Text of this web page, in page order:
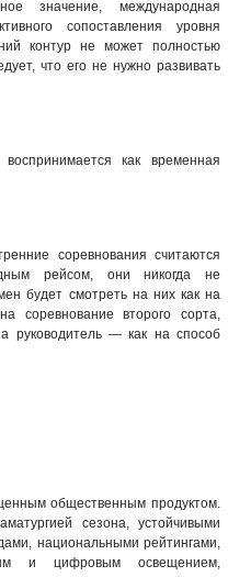
значение, международная
сопоставления уровня
контур не может полностью
что его не нужно развивать
как временная
соревнования считаются
рейсом, они никогда не
будет смотреть на них как на
соревнование второго сорта,
руководитель — как на способ
общественным продуктом.
сезона, устойчивыми
национальными рейтингами,
и цифровым освещением,